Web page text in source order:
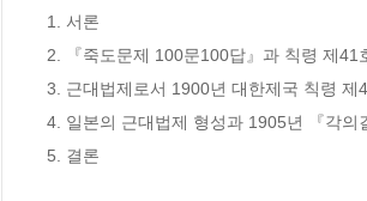
1. 서론
2. 『죽도문제 100문100답』과 칙령 제41
3. 근대법제로서 1900년 대한제국 칙령 제
4. 일본의 근대법제 형성과 1905년 『각의
5. 결론